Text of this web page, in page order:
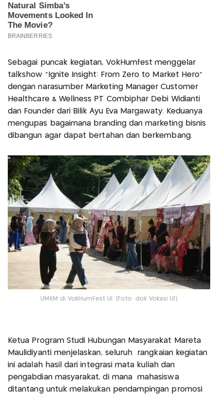
Sebagai puncak kegiatan, VokHumfest menggelar
talkshow “Ignite Insight: From Zero to Market Hero”
dengan narasumber Marketing Manager Customer
Healthcare & Wellness PT Combiphar Debi Widianti
dan Founder dari Bilik Ayu Eva Margawaty. Keduanya
mengupas bagaimana branding dan marketing bisnis
dibangun agar dapat bertahan dan berkembang.
UMKM di VokHumFest UI. (Foto: dok Vokasi UI)
Ketua Program Studi Hubungan Masyarakat Mareta
Maulidiyanti menjelaskan, seluruh rangkaian kegiatan
ini adalah hasil dari integrasi mata kuliah dan
pengabdian masyarakat, di mana mahasiswa
ditantang untuk melakukan pendampingan promosi